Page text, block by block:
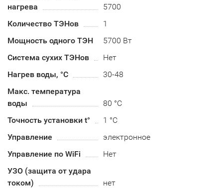
нагрева
5700
Количество ТЭНов
1
Мощность одного ТЭН
5700 Вт
Система сухих ТЭНов
Нет
Нагрев воды, °С
30-48
Макс. температура
воды
80 °С
Точность установки t°
1 °C
Управление
электронное
Управление по WiFi
Нет
УЗО (защита от удара
током)
нет